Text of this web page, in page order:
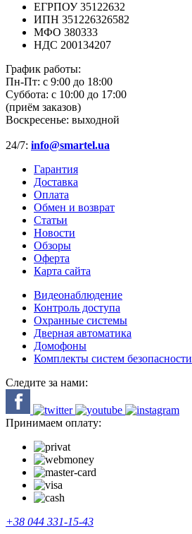
ЕГРПОУ 35122632
ИПН 351226326582
МФО 380333
НДС 200134207
График работы:
Пн-Пт: с 9:00 до 18:00
Суббота: с 10:00 до 17:00
(приём заказов)
Воскресенье: выходной
24/7: info@smartel.ua
Гарантия
Доставка
Оплата
Обмен и возврат
Статьи
Новости
Обзоры
Оферта
Карта сайта
Видеонаблюдение
Контроль доступа
Охранные системы
Дверная автоматика
Домофоны
Комплекты систем безопасности
Следите за нами:
Принимаем оплату:
+38 044 331-15-43